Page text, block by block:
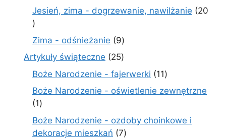
produkty
Jesień, zima - dogrzewanie, nawilżanie
20
20
produktów
Zima - odśnieżanie 99
produktów
Artykuły świąteczne 2525
produktów
Boże Narodzenie - fajerwerki 1111
produktów
Boże Narodzenie - oświetlenie zewnętrzne
11
produkt
Boże Narodzenie - ozdoby choinkowe i
dekoracje mieszkań 77